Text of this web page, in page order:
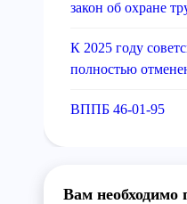
закон об охране
К 2025 году
полностью
ВППБ 46-01-95
Вам необходимо